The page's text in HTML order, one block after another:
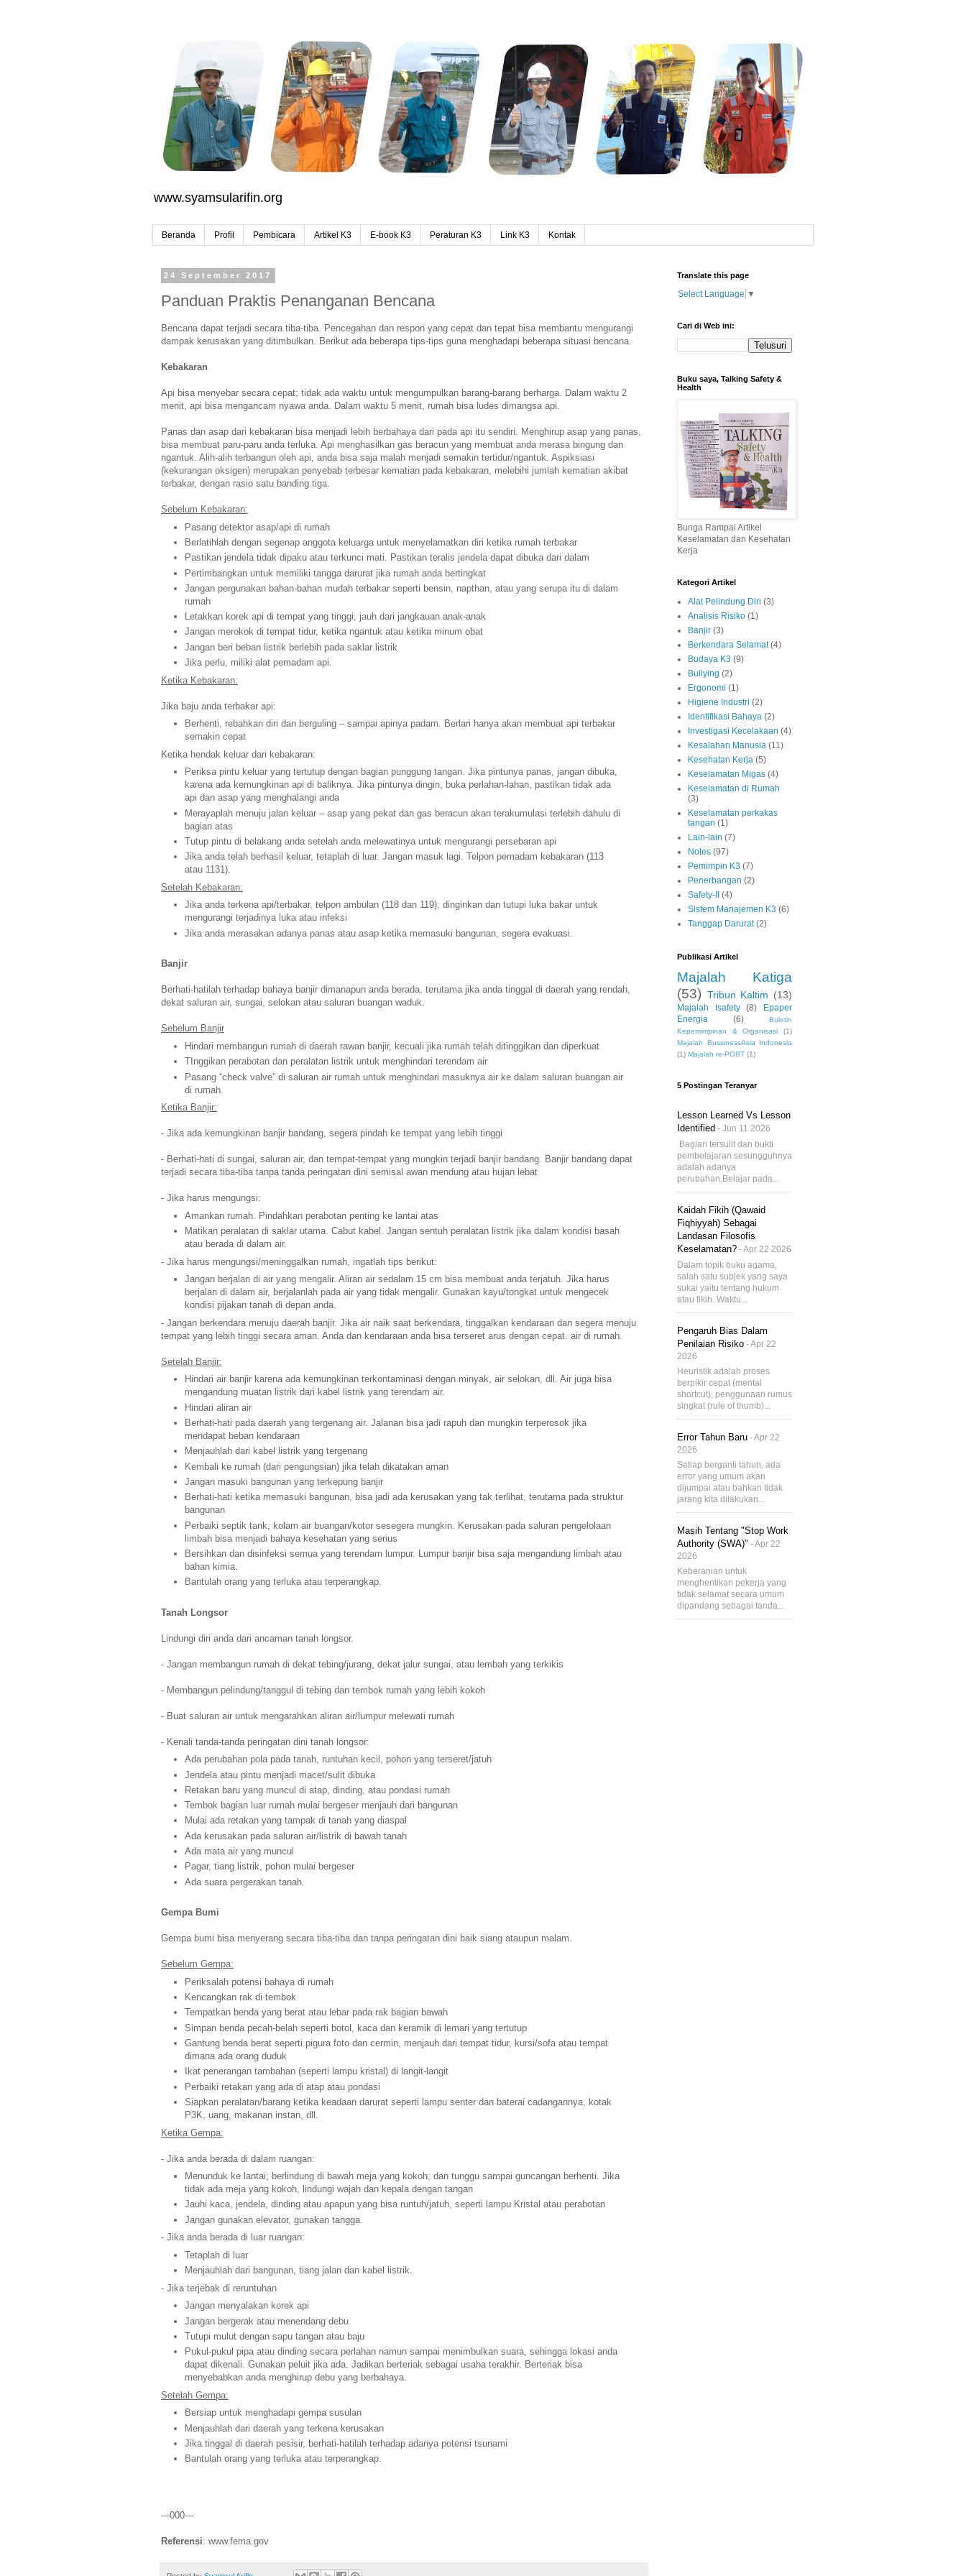
www.syamsularifin.org
Beranda Profil Pembicara Artikel K3 E-book K3 Peraturan K3 Link K3 Kontak
24 September 2017
Panduan Praktis Penanganan Bencana
Bencana dapat terjadi secara tiba-tiba. Pencegahan dan respon yang cepat dan tepat bisa membantu mengurangi
dampak kerusakan yang ditimbulkan. Berikut ada beberapa tips-tips guna menghadapi beberapa situasi bencana.
Kebakaran
Api bisa menyebar secara cepat; tidak ada waktu untuk mengumpulkan barang-barang berharga. Dalam waktu 2
menit, api bisa mengancam nyawa anda. Dalam waktu 5 menit, rumah bisa ludes dimangsa api.
Panas dan asap dari kebakaran bisa menjadi lebih berbahaya dari pada api itu sendiri. Menghirup asap yang panas,
bisa membuat paru-paru anda terluka. Api menghasilkan gas beracun yang membuat anda merasa bingung dan
ngantuk. Alih-alih terbangun oleh api, anda bisa saja malah menjadi semakin tertidur/ngantuk. Aspiksiasi
(kekurangan oksigen) merupakan penyebab terbesar kematian pada kebakaran, melebihi jumlah kematian akibat
terbakar, dengan rasio satu banding tiga.
Sebelum Kebakaran:
Pasang detektor asap/api di rumah
Berlatihlah dengan segenap anggota keluarga untuk menyelamatkan diri ketika rumah terbakar
Pastikan jendela tidak dipaku atau terkunci mati. Pastikan teralis jendela dapat dibuka dari dalam
Pertimbangkan untuk memiliki tangga darurat jika rumah anda bertingkat
Jangan pergunakan bahan-bahan mudah terbakar seperti bensin, napthan, atau yang serupa itu di dalam
rumah
Letakkan korek api di tempat yang tinggi, jauh dari jangkauan anak-anak
Jangan merokok di tempat tidur, ketika ngantuk atau ketika minum obat
Jangan beri beban listrik berlebih pada saklar listrik
Jika perlu, miliki alat pemadam api.
Ketika Kebakaran:
Jika baju anda terbakar api:
Berhenti, rebahkan diri dan berguling – sampai apinya padam. Berlari hanya akan membuat api terbakar
semakin cepat
Ketika hendak keluar dari kebakaran:
Periksa pintu keluar yang tertutup dengan bagian punggung tangan. Jika pintunya panas, jangan dibuka,
karena ada kemungkinan api di baliknya. Jika pintunya dingin, buka perlahan-lahan, pastikan tidak ada
api dan asap yang menghalangi anda
Merayaplah menuju jalan keluar – asap yang pekat dan gas beracun akan terakumulasi terlebih dahulu di
bagian atas
Tutup pintu di belakang anda setelah anda melewatinya untuk mengurangi persebaran api
Jika anda telah berhasil keluar, tetaplah di luar. Jangan masuk lagi. Telpon pemadam kebakaran (113
atau 1131).
Setelah Kebakaran:
Jika anda terkena api/terbakar, telpon ambulan (118 dan 119); dinginkan dan tutupi luka bakar untuk
mengurangi terjadinya luka atau infeksi
Jika anda merasakan adanya panas atau asap ketika memasuki bangunan, segera evakuasi.
Banjir
Berhati-hatilah terhadap bahaya banjir dimanapun anda berada, terutama jika anda tinggal di daerah yang rendah,
dekat saluran air, sungai, selokan atau saluran buangan waduk.
Sebelum Banjir
Hindari membangun rumah di daerah rawan banjir, kecuali jika rumah telah ditinggikan dan diperkuat
TInggikan perabotan dan peralatan listrik untuk menghindari terendam air
Pasang “check valve” di saluran air rumah untuk menghindari masuknya air ke dalam saluran buangan air
di rumah.
Ketika Banjir:
- Jika ada kemungkinan banjir bandang, segera pindah ke tempat yang lebih tinggi
- Berhati-hati di sungai, saluran air, dan tempat-tempat yang mungkin terjadi banjir bandang. Banjir bandang dapat
terjadi secara tiba-tiba tanpa tanda peringatan dini semisal awan mendung atau hujan lebat
- Jika harus mengungsi:
Amankan rumah. Pindahkan perabotan penting ke lantai atas
Matikan peralatan di saklar utama. Cabut kabel. Jangan sentuh peralatan listrik jika dalam kondisi basah
atau berada di dalam air.
- Jika harus mengungsi/meninggalkan rumah, ingatlah tips berikut:
Jangan berjalan di air yang mengalir. Aliran air sedalam 15 cm bisa membuat anda terjatuh. Jika harus
berjalan di dalam air, berjalanlah pada air yang tidak mengalir. Gunakan kayu/tongkat untuk mengecek
kondisi pijakan tanah di depan anda.
- Jangan berkendara menuju daerah banjir. Jika air naik saat berkendara, tinggalkan kendaraan dan segera menuju
tempat yang lebih tinggi secara aman. Anda dan kendaraan anda bisa terseret arus dengan cepat. air di rumah.
Setelah Banjir:
Hindari air banjir karena ada kemungkinan terkontaminasi dengan minyak, air selokan, dll. Air juga bisa
mengandung muatan listrik dari kabel listrik yang terendam air.
Hindari aliran air
Berhati-hati pada daerah yang tergenang air. Jalanan bisa jadi rapuh dan mungkin terperosok jika
mendapat beban kendaraan
Menjauhlah dari kabel listrik yang tergenang
Kembali ke rumah (dari pengungsian) jika telah dikatakan aman
Jangan masuki bangunan yang terkepung banjir
Berhati-hati ketika memasuki bangunan, bisa jadi ada kerusakan yang tak terlihat, terutama pada struktur
bangunan
Perbaiki septik tank, kolam air buangan/kotor sesegera mungkin. Kerusakan pada saluran pengelolaan
limbah bisa menjadi bahaya kesehatan yang serius
Bersihkan dan disinfeksi semua yang terendam lumpur. Lumpur banjir bisa saja mengandung limbah atau
bahan kimia.
Bantulah orang yang terluka atau terperangkap.
Tanah Longsor
Lindungi diri anda dari ancaman tanah longsor.
- Jangan membangun rumah di dekat tebing/jurang, dekat jalur sungai, atau lembah yang terkikis
- Membangun pelindung/tanggul di tebing dan tembok rumah yang lebih kokoh
- Buat saluran air untuk mengarahkan aliran air/lumpur melewati rumah
- Kenali tanda-tanda peringatan dini tanah longsor:
Ada perubahan pola pada tanah, runtuhan kecil, pohon yang terseret/jatuh
Jendela atau pintu menjadi macet/sulit dibuka
Retakan baru yang muncul di atap, dinding, atau pondasi rumah
Tembok bagian luar rumah mulai bergeser menjauh dari bangunan
Mulai ada retakan yang tampak di tanah yang diaspal
Ada kerusakan pada saluran air/listrik di bawah tanah
Ada mata air yang muncul
Pagar, tiang listrik, pohon mulai bergeser
Ada suara pergerakan tanah.
Gempa Bumi
Gempa bumi bisa menyerang secara tiba-tiba dan tanpa peringatan dini baik siang ataupun malam.
Sebelum Gempa:
Periksalah potensi bahaya di rumah
Kencangkan rak di tembok
Tempatkan benda yang berat atau lebar pada rak bagian bawah
Simpan benda pecah-belah seperti botol, kaca dan keramik di lemari yang tertutup
Gantung benda berat seperti pigura foto dan cermin, menjauh dari tempat tidur, kursi/sofa atau tempat
dimana ada orang duduk
Ikat penerangan tambahan (seperti lampu kristal) di langit-langit
Perbaiki retakan yang ada di atap atau pondasi
Siapkan peralatan/barang ketika keadaan darurat seperti lampu senter dan baterai cadangannya, kotak
P3K, uang, makanan instan, dll.
Ketika Gempa:
- Jika anda berada di dalam ruangan:
Menunduk ke lantai; berlindung di bawah meja yang kokoh; dan tunggu sampai guncangan berhenti. Jika
tidak ada meja yang kokoh, lindungi wajah dan kepala dengan tangan
Jauhi kaca, jendela, dinding atau apapun yang bisa runtuh/jatuh, seperti lampu Kristal atau perabotan
Jangan gunakan elevator, gunakan tangga.
- Jika anda berada di luar ruangan:
Tetaplah di luar
Menjauhlah dari bangunan, tiang jalan dan kabel listrik.
- Jika terjebak di reruntuhan
Jangan menyalakan korek api
Jangan bergerak atau menendang debu
Tutupi mulut dengan sapu tangan atau baju
Pukul-pukul pipa atau dinding secara perlahan namun sampai menimbulkan suara, sehingga lokasi anda
dapat dikenali. Gunakan peluit jika ada. Jadikan berteriak sebagai usaha terakhir. Berteriak bisa
menyebabkan anda menghirup debu yang berbahaya.
Setelah Gempa:
Bersiap untuk menghadapi gempa susulan
Menjauhlah dari daerah yang terkena kerusakan
Jika tinggal di daerah pesisir, berhati-hatilah terhadap adanya potensi tsunami
Bantulah orang yang terluka atau terperangkap.
---000---
Referensi: www.fema.gov
Translate this page
Select Language ▼
Cari di Web ini:
Buku saya, Talking Safety &
Health
Bunga Rampai Artikel
Keselamatan dan Kesehatan
Kerja
Kategori Artikel
Alat Pelindung Diri (3)
Analisis Risiko (1)
Banjir (3)
Berkendara Selamat (4)
Budaya K3 (9)
Bullying (2)
Ergonomi (1)
Higiene Industri (2)
Identifikasi Bahaya (2)
Investigasi Kecelakaan (4)
Kesalahan Manusia (11)
Kesehatan Kerja (5)
Keselamatan Migas (4)
Keselamatan di Rumah
(3)
Keselamatan perkakas
tangan (1)
Lain-lain (7)
Notes (97)
Pemimpin K3 (7)
Penerbangan (2)
Safety-II
(4)
Sistem Manajemen K3 (6)
Tanggap Darurat (2)
Publikasi Artikel
Majalah Katiga
(53) Tribun Kaltim (13)
Majalah Isafety (8)
Epaper
Energia
(6)
Buletin
Kepemimpinan & Organisasi
(1)
Majalah BussinessAsia Indonesia
(1) Majalah re-PORT (1)
5 Postingan Teranyar
Lesson Learned Vs Lesson
Identified - Jun 11 2026
Bagian tersulit dan bukti
pembelajaran sesungguhnya
adalah adanya
perubahan.Belajar pada...
Kaidah Fikih (Qawaid
Fiqhiyyah) Sebagai
Landasan Filosofis
Keselamatan? - Apr 22 2026
Dalam topik buku agama,
salah satu subjek yang saya
sukai yaitu tentang hukum
atau fikih. Waktu...
Pengaruh Bias Dalam
Penilaian Risiko - Apr 22
2026
Heuristik adalah proses
berpikir cepat (mental
shortcut), penggunaan rumus
singkat (rule of thumb)...
Error Tahun Baru - Apr 22
2026
Setiap berganti tahun, ada
error yang umum akan
dijumpai atau bahkan tidak
jarang kita dilakukan...
Masih Tentang "Stop Work
Authority (SWA)" - Apr 22
2026
Keberanian untuk
menghentikan pekerja yang
tidak selamat secara umum
dipandang sebagai tanda...